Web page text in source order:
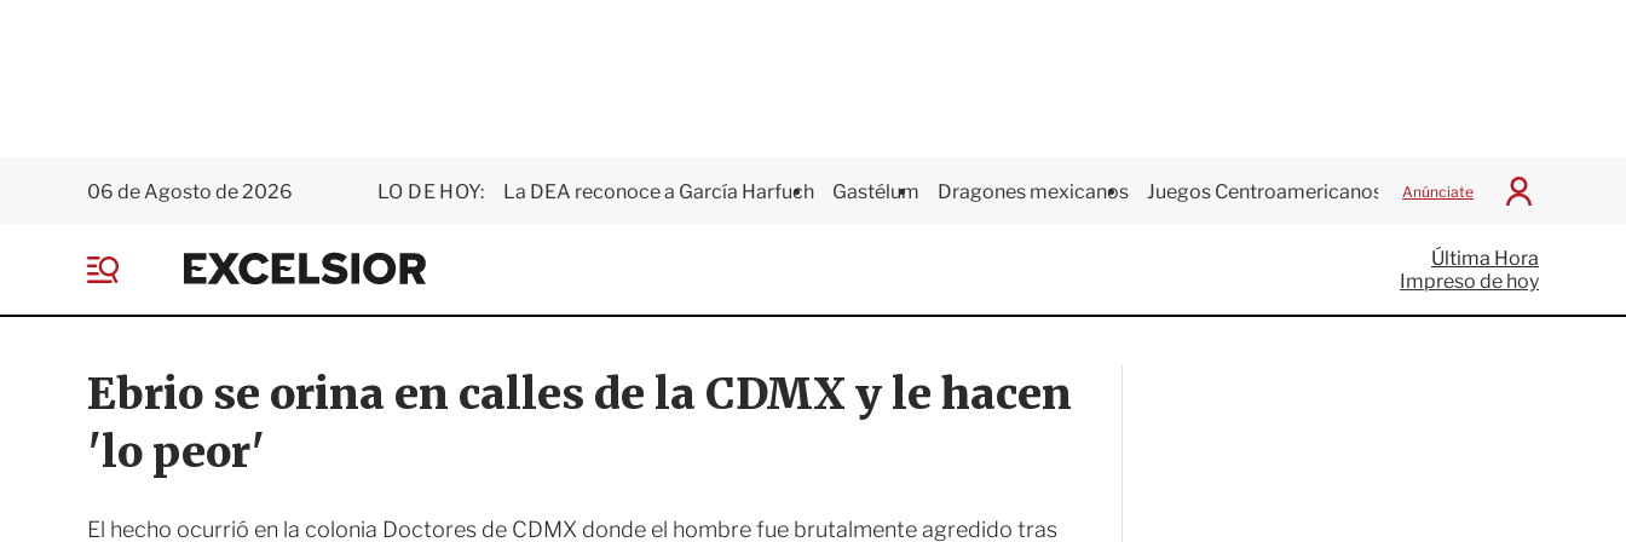
06 de Agosto de 2026 LO DE HOY: La DEA reconoce a García Harfuch Gastélum Dragones mexicanos Juegos Centroamericanos Anúnciate
I
c
i
a
E
x
e
i
o
e
Última Hora
Impreso de hoy
Ebrio se orina en calles de la CDMX y le hacen
'lo peor'
El hecho ocurrió en la colonia Doctores de CDMX donde el hombre fue brutalmente agredido tras